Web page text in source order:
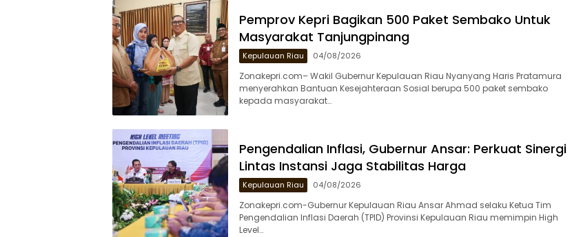
Pemprov Kepri Bagikan 500 Paket Sembako Untuk
Masyarakat Tanjungpinang
Kepulauan Riau 04/08/2026
Zonakepri.com– Wakil Gubernur Kepulauan Riau Nyanyang Haris Pratamura
menyerahkan Bantuan Kesejahteraan Sosial berupa 500 paket sembako
kepada masyarakat…
Pengendalian Inflasi, Gubernur Ansar: Perkuat Sinergi
Lintas Instansi Jaga Stabilitas Harga
Kepulauan Riau 04/08/2026
Zonakepri.com-Gubernur Kepulauan Riau Ansar Ahmad selaku Ketua Tim
Pengendalian Inflasi Daerah (TPID) Provinsi Kepulauan Riau memimpin High
Level…